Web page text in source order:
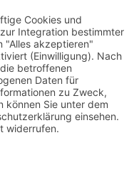
der Website oder per
Mail